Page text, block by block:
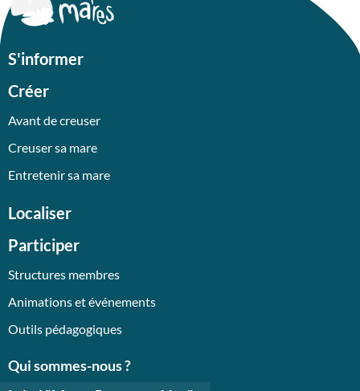
S'informer
Créer
Avant de creuser
Creuser sa mare
Entretenir sa mare
Localiser
Participer
Structures membres
Animations et événements
Outils pédagogiques
Qui sommes-nous ?